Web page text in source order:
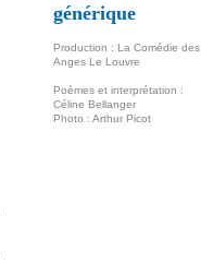
générique
Production : La Comédie des
Anges Le Louvre
Poèmes et interprétation :
Céline Bellanger
Photo : Arthur Picot